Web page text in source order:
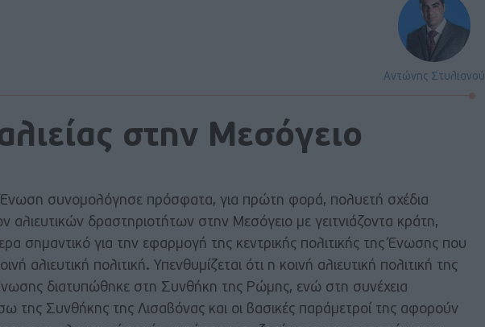
Αντώνης Στυλιανού
στην Μεσόγειο
συνομολόγησε πρόσφατα, για πρώτη φορά, πολυετή σχέδια
αλιευτικών δραστηριοτήτων στην Μεσόγειο με γειτνιάζοντα κράτη,
σημαντικό για την εφαρμογή της κεντρικής πολιτικής της Ένωσης που
αλιευτική πολιτική. Υπενθυμίζεται ότι η κοινή αλιευτική πολιτική της
διατυπώθηκε στη Συνθήκη της Ρώμης, ενώ στη συνέχεια
της Συνθήκης της Λισαβόνας και οι βασικές παράμετροί της αφορούν